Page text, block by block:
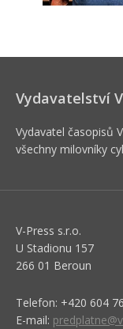
Vydavatelství
Vydavatel časopisů
všechny milovníky
V-Press s.r.o.
U Stadionu 157
266 01 Beroun
Telefon: +420 604
E-mail: